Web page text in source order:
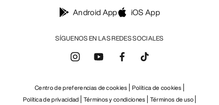
SÍGUENOS EN LAS REDES SOCIALES
Android App iOS App
Centro de preferencias de cookies Política de cookies
Política de privacidad Términos y condiciones Términos de uso